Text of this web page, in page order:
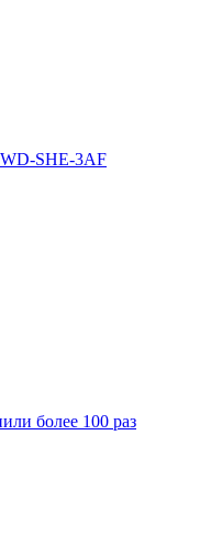
SHE-3AF
более 100 раз